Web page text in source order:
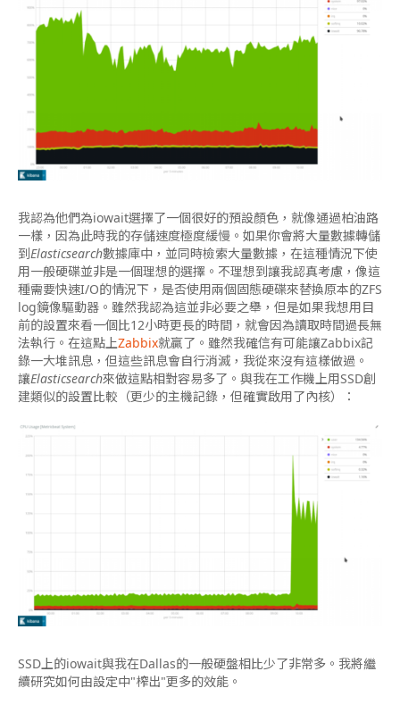
我認為他們為iowait選擇了一個很好的預設顏色，就像通過柏油路
一樣，因為此時我的存儲速度極度緩慢。如果你會將大量數據轉儲
到Elasticsearch數據庫中，並同時檢索大量數據，在這種情況下使
用一般硬碟並非是一個理想的選擇。不理想到讓我認真考慮，像這
種需要快速I/O的情況下，是否使用兩個固態硬碟來替換原本的ZFS
log鏡像驅動器。雖然我認為這並非必要之舉，但是如果我想用目
前的設置來看一個比12小時更長的時間，就會因為讀取時間過長無
法執行。在這點上Zabbix就贏了。雖然我確信有可能讓Zabbix記
錄一大堆訊息，但這些訊息會自行消滅，我從來沒有這樣做過。
讓Elasticsearch來做這點相對容易多了。與我在工作機上用SSD創
建類似的設置比較（更少的主機記錄，但確實啟用了內核）：
SSD上的iowait與我在Dallas的一般硬盤相比少了非常多。 我將繼
續研究如何由設定中"榨出"更多的效能。